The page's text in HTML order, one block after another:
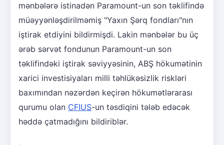
mənbələrə istinadən Paramount-un son təklifində
müəyyənləşdirilməmiş "Yaxın Şərq fondları"nın
iştirak etdiyini bildirmişdi. Lakin mənbələr bu üç
ərəb sərvət fondunun Paramount-un son
təklifindəki iştirak səviyyəsinin, ABŞ hökumətinin
xarici investisiyaları milli təhlükəsizlik riskləri
baxımından nəzərdən keçirən hökumətlərarası
qurumu olan CFIUS-un təsdiqini tələb edəcək
həddə çatmadığını bildiriblər.